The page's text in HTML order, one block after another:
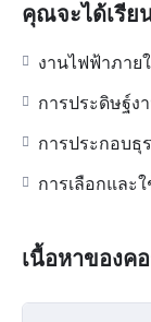
คุณจะได้เรีย
งานไฟฟ้าภาย
การประดิษฐ์ง
การประกอบธุ
การเลือกและ
เนื้อหาของค